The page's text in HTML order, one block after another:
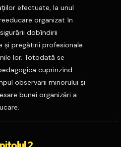
efectuate, la unul
organizat în
dobîndirii
şi pregătirii profesionale
lor. Totodată se
cuprinzînd
observarii minorului şi
bunei organizări a